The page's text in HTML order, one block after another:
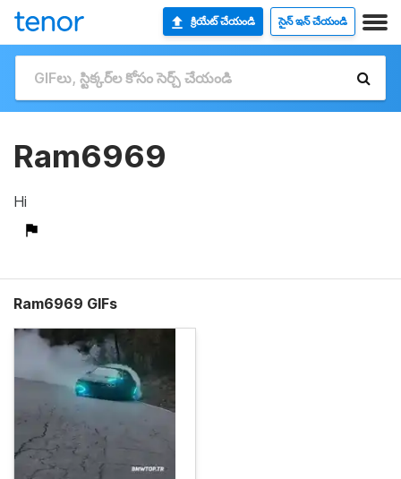
క్రియేట్ చేయండి సైన్ ఇన్ చేయండి
Ram6969
Hi
Ram6969 GIFs